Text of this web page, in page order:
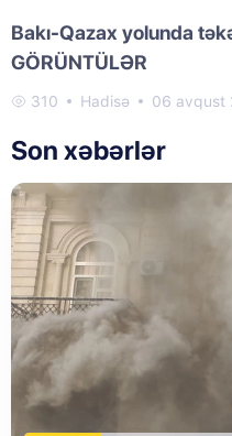
Bakı-Qazax yolunda
GÖRÜNTÜLƏR
310 Hadisə 06 avqust
Son xəbərlər